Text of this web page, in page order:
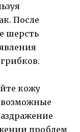
После
шерсть
кожу
проблем